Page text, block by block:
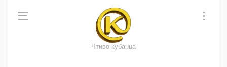
Чтиво кубанца